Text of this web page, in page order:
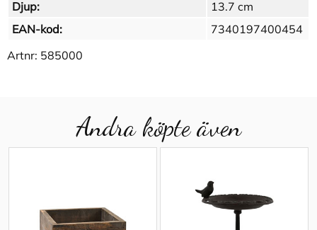
Djup:
13.7 cm
EAN-kod:
7340197400454
Artnr: 585000
Andra köpte även